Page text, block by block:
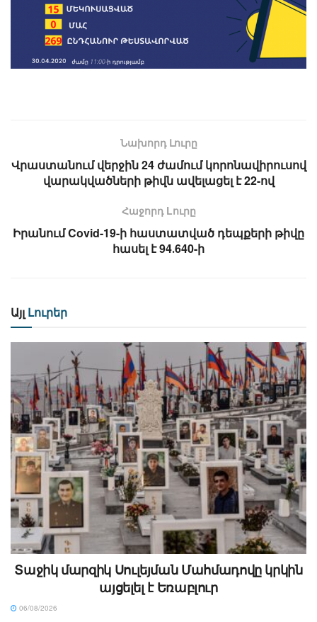
Նախորդ Լուրը
Վրաստանում վերջին 24 ժամում կորոնավիրուսով
վարակվածների թիվն ավելացել է 22-ով
Հաջորդ Lուրը
Իրանում Covid-19-ի հաստատված դեպքերի թիվը
հասել է 94․640-ի
Այլ Լուրեր
Տաջիկ մարզիկ Սուլեյման Մահմադովը կրկին
այցելել է Եռաբլուր
06/08/2026